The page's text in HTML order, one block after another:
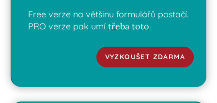
Free verze na většinu formulářů postačí.
PRO verze pak umítřeba toto.
VYZKOUŠET ZDARMA